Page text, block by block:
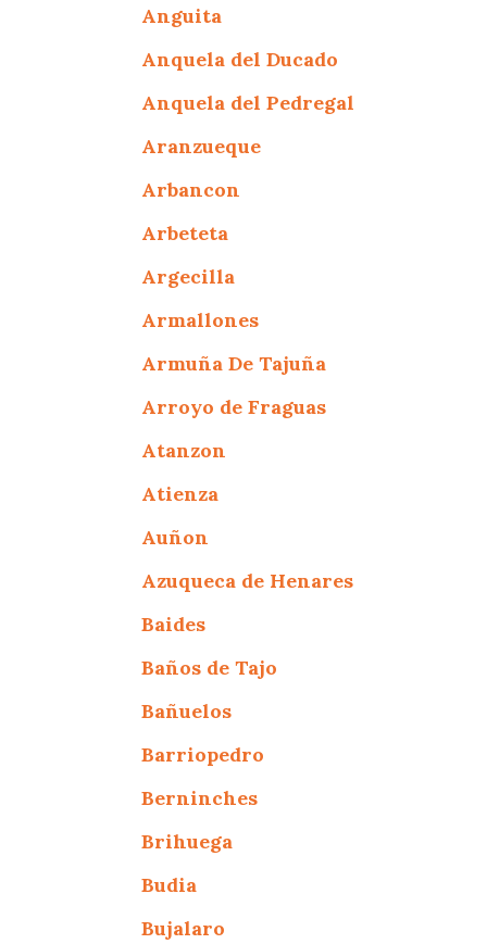
Anguita
Anquela del Ducado
Anquela del Pedregal
Aranzueque
Arbancon
Arbeteta
Argecilla
Armallones
Armuña De Tajuña
Arroyo de Fraguas
Atanzon
Atienza
Auñon
Azuqueca de Henares
Baides
Baños de Tajo
Bañuelos
Barriopedro
Berninches
Brihuega
Budia
Bujalaro